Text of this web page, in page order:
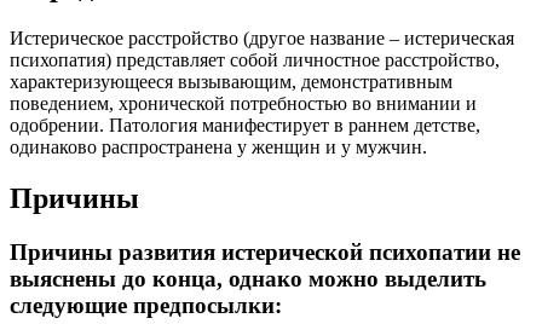
Истерическое расстройство (другое название – истерическая
психопатия) представляет собой личностное расстройство,
характеризующееся вызывающим, демонстративным
поведением, хронической потребностью во внимании и
одобрении. Патология манифестирует в раннем детстве,
одинаково распространена у женщин и у мужчин.
Причины
Причины развития истерической психопатии не
выяснены до конца, однако можно выделить
следующие предпосылки: